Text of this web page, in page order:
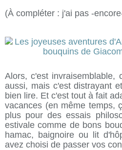
(À compléter : j'ai pas -
Alors, c'est invraisemblable,
aussi, mais c'est distrayant
bien lire. Et c'est tout à fait
vacances (en même temps,
plus pour des essais
estivale comme de bons
hamac, baignoire ou lit
avez choisi de passer vos